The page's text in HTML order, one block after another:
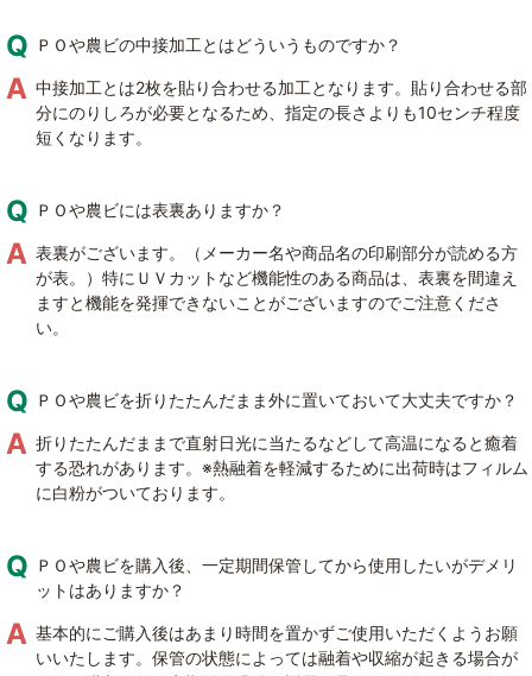
ＰＯや農ビの中接加工とはどういうものですか？
中接加工とは2枚を貼り合わせる加工となります。貼り合わせる部
分にのりしろが必要となるため、指定の長さよりも10センチ程度
短くなります。
ＰＯや農ビには表裏ありますか？
表裏がございます。（メーカー名や商品名の印刷部分が読める方
が表。）特にＵＶカットなど機能性のある商品は、表裏を間違え
ますと機能を発揮できないことがございますのでご注意くださ
い。
ＰＯや農ビを折りたたんだまま外に置いておいて大丈夫ですか？
折りたたんだままで直射日光に当たるなどして高温になると癒着
する恐れがあります。※熱融着を軽減するために出荷時はフィルム
に白粉がついております。
ＰＯや農ビを購入後、一定期間保管してから使用したいがデメリ
ットはありますか？
基本的にご購入後はあまり時間を置かずご使用いただくようお願
いいたします。保管の状態によっては融着や収縮が起きる場合が